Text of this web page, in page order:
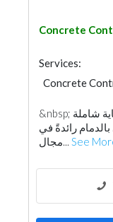
Concrete
Services:
Concrete
&nbsp; شركة عزل حراري بالدمام: حماية شاملة
رائدةً في
مجال... See